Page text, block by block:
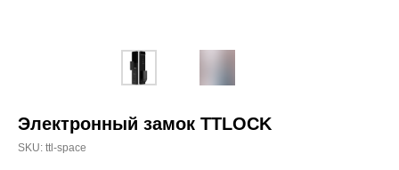
Электронный замок TTLOCK
SKU: ttl-space